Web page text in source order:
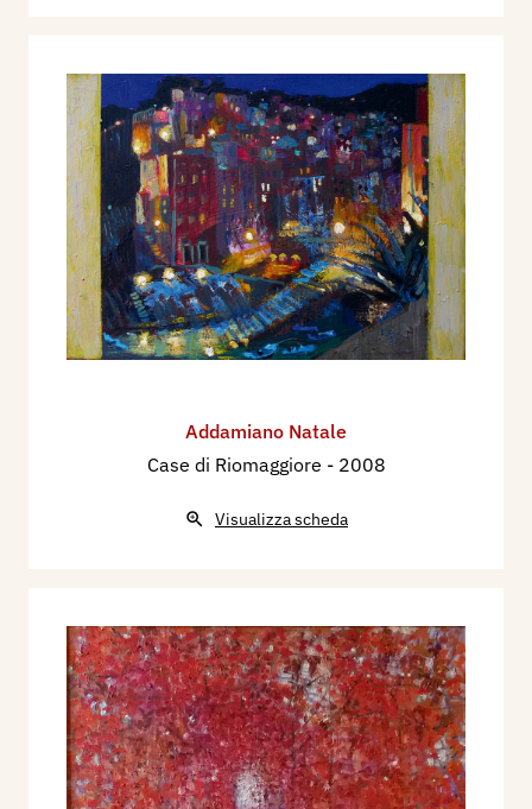
Addamiano Natale
Case di Riomaggiore - 2008
Visualizza scheda